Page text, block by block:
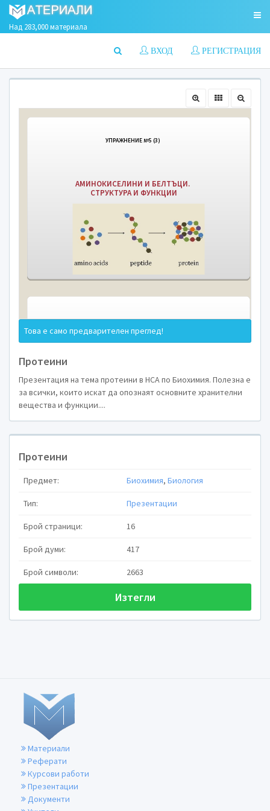
Над 283,000 материала
РЕГИСТРАЦИЯ
ВХОД
Това е само предварителен преглед!
Протеини
Презентация на тема протеини в НСА по Биохимия. Полезна е
за всички, които искат да опознаят основните хранителни
вещества и функции....
Протеини
Предмет: Биохимия, Биология
Тип: Презентации
Брой страници: 16
Брой думи: 417
Брой символи: 2663
Изтегли
Материали
Реферати
Курсови работи
Презентации
Документи